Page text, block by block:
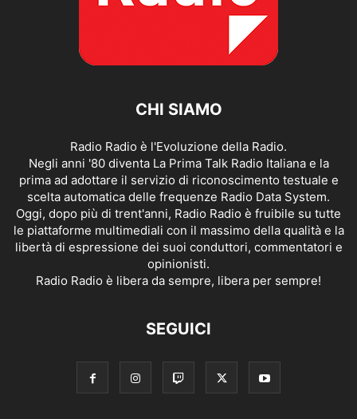
CHI SIAMO
Radio Radio è l'Evoluzione della Radio.
Negli anni '80 diventa La Prima Talk Radio Italiana e la
prima ad adottare il servizio di riconoscimento testuale e
scelta automatica delle frequenze Radio Data System.
Oggi, dopo più di trent'anni, Radio Radio è fruibile su tutte
le piattaforme multimediali con il massimo della qualità e la
libertà di espressione dei suoi conduttori, commentatori e
opinionisti.
Radio Radio è libera da sempre, libera per sempre!
SEGUICI